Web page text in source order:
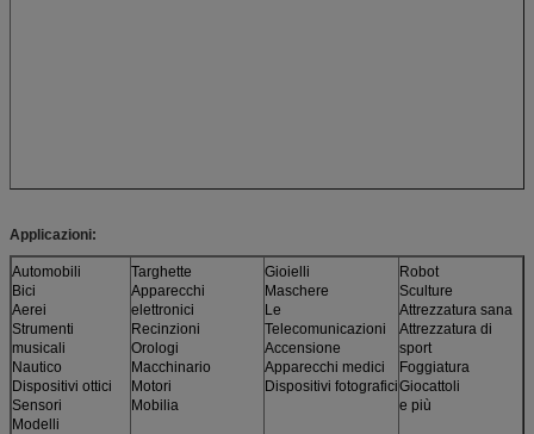
Applicazioni:
Automobili
Bici
Aerei
Strumenti
musicali
Nautico
Dispositivi ottici
Sensori
Modelli
Targhette
Apparecchi
elettronici
Recinzioni
Orologi
Macchinario
Motori
Mobilia
Gioielli
Maschere
Le
Telecomunicazioni
Accensione
Apparecchi medici
Dispositivi fotografici
Robot
Sculture
Attrezzatura sana
Attrezzatura di
sport
Foggiatura
Giocattoli
e più